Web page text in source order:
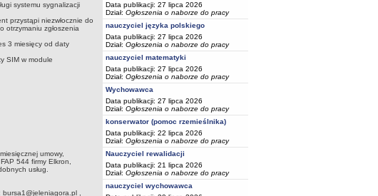
systemu sygnalizacji
przystąpi niezwłocznie do
otrzymaniu zgłoszenia
3 miesięcy od daty
SIM w module
umowy,
544 firmy Elkron,
usług.
,
Data publikacji: 27 lipca 2026
Dział: Ogłoszenia o naborze do pracy
nauczyciel języka polskiego
Data publikacji: 27 lipca 2026
Dział: Ogłoszenia o naborze do pracy
nauczyciel matematyki
Data publikacji: 27 lipca 2026
Dział: Ogłoszenia o naborze do pracy
Wychowawca
Data publikacji: 27 lipca 2026
Dział: Ogłoszenia o naborze do pracy
konserwator (pomoc rzemieślnika)
Data publikacji: 22 lipca 2026
Dział: Ogłoszenia o naborze do pracy
Nauczyciel rewalidacji
Data publikacji: 21 lipca 2026
Dział: Ogłoszenia o naborze do pracy
nauczyciel wychowawca